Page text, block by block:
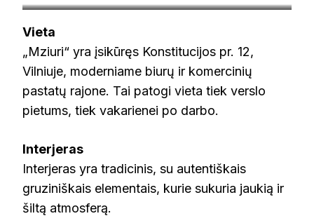
trip.lt
Vieta
„Mziuri“ yra įsikūręs Konstitucijos pr. 12,
Vilniuje, moderniame biurų ir komercinių
pastatų rajone. Tai patogi vieta tiek verslo
pietums, tiek vakarienei po darbo.
Interjeras
Interjeras yra tradicinis, su autentiškais
gruziniškais elementais, kurie sukuria jaukią ir
šiltą atmosferą.